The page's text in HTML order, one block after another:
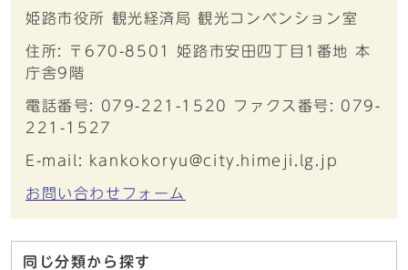
姫路市役所 観光経済局 観光コンベンション室
住所: 〒670-8501 姫路市安田四丁目1番地 本
庁舎9階
電話番号: 079-221-1520 ファクス番号: 079-
221-1527
E-mail: kankokoryu@city.himeji.lg.jp
お問い合わせフォーム
同じ分類から探す